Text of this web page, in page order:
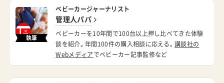
執筆
ベビーカージャーナリスト
管理人パパ
ベビーカーを10年間で100台以上押し比べてきた体験
談を紹介。年間100件の購入相談に応える。講談社の
Webメディア でベビーカー記事監修など